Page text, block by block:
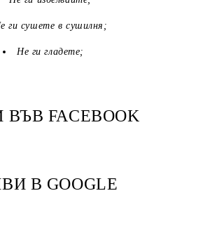
ги сушете в сушилня;
Не ги гладете;
FACEBOOK
В GOOGLE